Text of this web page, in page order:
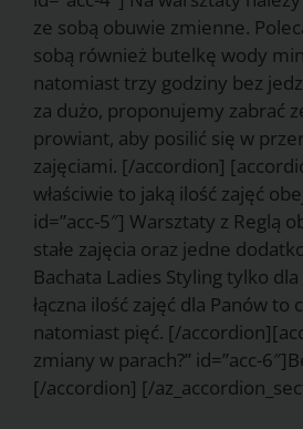
ze sobą obuwie zmienne.
sobą również butelkę wody
natomiast trzy godziny bez
za dużo, proponujemy zabrać
prowiant, aby posilić się w
zajęciami. [/accordion]
właściwie to jaką ilość zajęć
id=”acc-5″] Warsztaty z Reglą
stałe zajęcia oraz jedne
Bachata Ladies Styling tylko
łączna ilość zajęć dla Panów to
natomiast pięć. [/
zmiany w parach?” id=”acc-
[/accordion] [/